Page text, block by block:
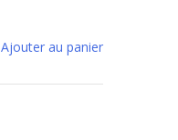
Ajouter au panier